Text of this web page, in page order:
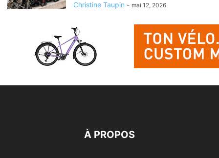
Christine Taupin - mai 12, 2026
À PROPOS